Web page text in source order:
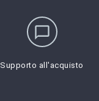
chat_bubble_outline
Supporto all'acquisto